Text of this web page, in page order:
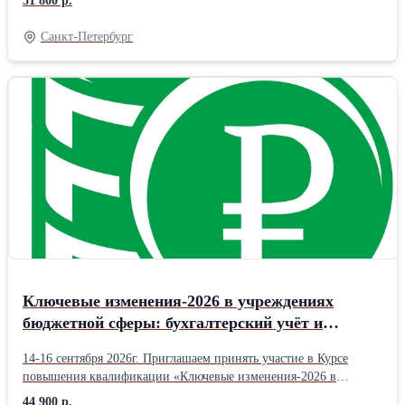
Приглашаются: Руководители и специалисты планово-
экономических служб и департаментов. Главные экономисты,
ведущие экономисты, старшие экономисты, экономисты. В ходе
обучения: Получите практические рекомендации по
эффективному проведению анализа хозяйственной деятельности
организации. Обсудите рекомендации по повышению качества
планирования и управлению запасами. Рассмотрите алгоритм
формирования планов и экономических нормативов. Разберёте
практические аспекты работы планово-экономического отдела.
Рассмотрите алгоритм внедрения риск-ориентированного
подхода в экономическую работу предприятия. В стоимость
обучения входит: Комплект авторских материалов.
Удостоверение о повышении квалификации в объёме 20 ак. час
Формат обучения: Очное с присутствием в центре повышения
квалификации в г. Санкт-Петербург, метро Пушкинская
Санкт-Петербург
Ключевые изменения-2026 в учреждениях
бюджетной сферы: бухгалтерский учёт и
14-16 сентября 2026г. Приглашаем принять участие в Курсе
повышения квалификации «Ключевые изменения-2026 в
учреждениях бюджетной сферы: бухгалтерский учёт и
44 900 р.